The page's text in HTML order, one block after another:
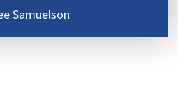
Samuelson